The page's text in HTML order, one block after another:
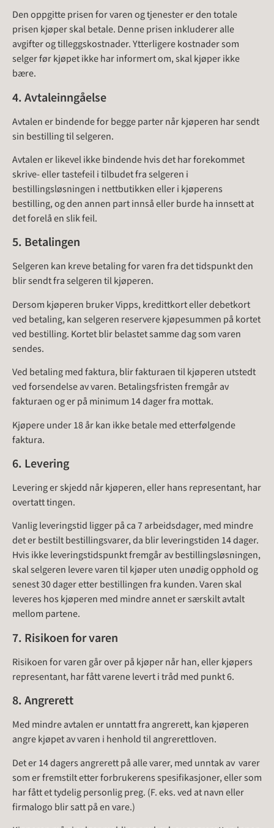
Den oppgitte prisen for varen og tjenester er den totale
prisen kjøper skal betale. Denne prisen inkluderer alle
avgifter og tilleggskostnader. Ytterligere kostnader som
selger før kjøpet ikke har informert om, skal kjøper ikke
bære.
4. Avtaleinngåelse
Avtalen er bindende for begge parter når kjøperen har sendt
sin bestilling til selgeren.
Avtalen er likevel ikke bindende hvis det har forekommet
skrive- eller tastefeil i tilbudet fra selgeren i
bestillingsløsningen i nettbutikken eller i kjøperens
bestilling, og den annen part innså eller burde ha innsett at
det forelå en slik feil.
5. Betalingen
Selgeren kan kreve betaling for varen fra det tidspunkt den
blir sendt fra selgeren til kjøperen.
Dersom kjøperen bruker Vipps, kredittkort eller debetkort
ved betaling, kan selgeren reservere kjøpesummen på kortet
ved bestilling. Kortet blir belastet samme dag som varen
sendes.
Ved betaling med faktura, blir fakturaen til kjøperen utstedt
ved forsendelse av varen. Betalingsfristen fremgår av
fakturaen og er på minimum 14 dager fra mottak.
Kjøpere under 18 år kan ikke betale med etterfølgende
faktura.
6. Levering
Levering er skjedd når kjøperen, eller hans representant, har
overtatt tingen.
Vanlig leveringstid ligger på ca 7 arbeidsdager, med mindre
det er bestilt bestillingsvarer, da blir leveringstiden 14 dager.
Hvis ikke leveringstidspunkt fremgår av bestillingsløsningen,
skal selgeren levere varen til kjøper uten unødig opphold og
senest 30 dager etter bestillingen fra kunden. Varen skal
leveres hos kjøperen med mindre annet er særskilt avtalt
mellom partene.
7. Risikoen for varen
Risikoen for varen går over på kjøper når han, eller kjøpers
representant, har fått varene levert i tråd med punkt 6.
8. Angrerett
Med mindre avtalen er unntatt fra angrerett, kan kjøperen
angre kjøpet av varen i henhold til angrerettloven.
Det er 14 dagers angrerett på alle varer, med unntak av varer
som er fremstilt etter forbrukerens spesifikasjoner, eller som
har fått et tydelig personlig preg. (F. eks. ved at navn eller
firmalogo blir satt på en vare.)